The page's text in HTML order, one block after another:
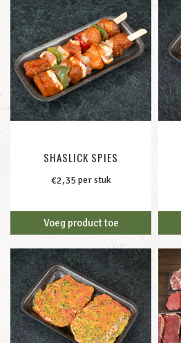
SHASLICK SPIES
€2,35 per stuk
Voeg product toe